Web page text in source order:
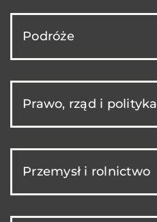
Podróże
Prawo, rząd i polityka
Przemysł i rolnictwo